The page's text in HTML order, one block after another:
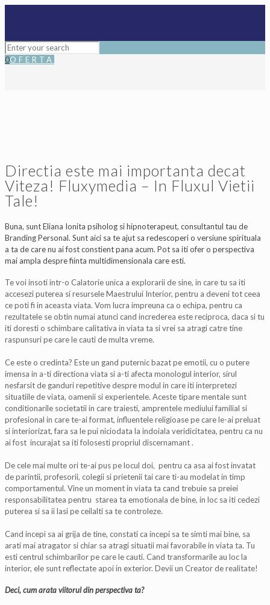
0OFERTA
Directia este mai importanta decat
Viteza! Fluxymedia – In Fluxul Vietii
Tale!
Buna, sunt Eliana Ionita psiholog si hipnoterapeut, consultantul tau de
Branding Personal. Sunt aici sa te ajut sa redescoperi o versiune spirituala
a ta de care nu ai fost constient pana acum. Pot sa iti ofer o perspectiva
mai ampla despre fiinta multidimensionala care esti.
Te voi insoti intr-o Calatorie unica a explorarii de sine, in care tu sa iti
accesezi puterea si resursele Maestrului Interior, pentru a deveni tot ceea
ce poti fi in aceasta viata. Vom lucra impreuna ca o echipa, pentru ca
rezultatele se obtin numai atunci cand increderea este reciproca, daca si tu
iti doresti o schimbare calitativa in viata ta si vrei sa atragi catre tine
raspunsuri pe care le cauti de multa vreme.
Ce este o credinta? Este un gand puternic bazat pe emotii, cu o putere
imensa in a-ti directiona viata si a-ti afecta monologul interior, sirul
nesfarsit de ganduri repetitive despre modul in care iti interpretezi
situatiile de viata, oamenii si experientele. Aceste tipare mentale sunt
conditionarile societatii in care traiesti, amprentele mediului familial si
profesional in care te-ai format, influentele religioase pe care le-ai preluat
si interiorizat, fara sa le pui niciodata la indoiala veridicitatea, pentru ca nu
ai fost incurajat sa iti folosesti propriul discernamant .
De cele mai multe ori te-ai pus pe locul doi, pentru ca asa ai fost invatat
de parintii, profesorii, colegii si prietenii tai care ti-au modelat in timp
comportamentul. Vine un moment in viata ta cand trebuie sa preiei
responsabilitatea pentru starea ta emotionala de bine, in loc sa iti cedezi
puterea si sa ii lasi pe ceilalti sa te controleze.
Cand incepi sa ai grija de tine, constati ca incepi sa te simti mai bine, sa
arati mai atragator si chiar sa atragi situatii mai favorabile in viata ta. Tu
esti centrul schimbarilor pe care le cauti. Cand transformarile au loc la
interior, ele sunt reflectate apoi in exterior. Devii un Creator de realitate!
Deci, cum arata viitorul din perspectiva ta?